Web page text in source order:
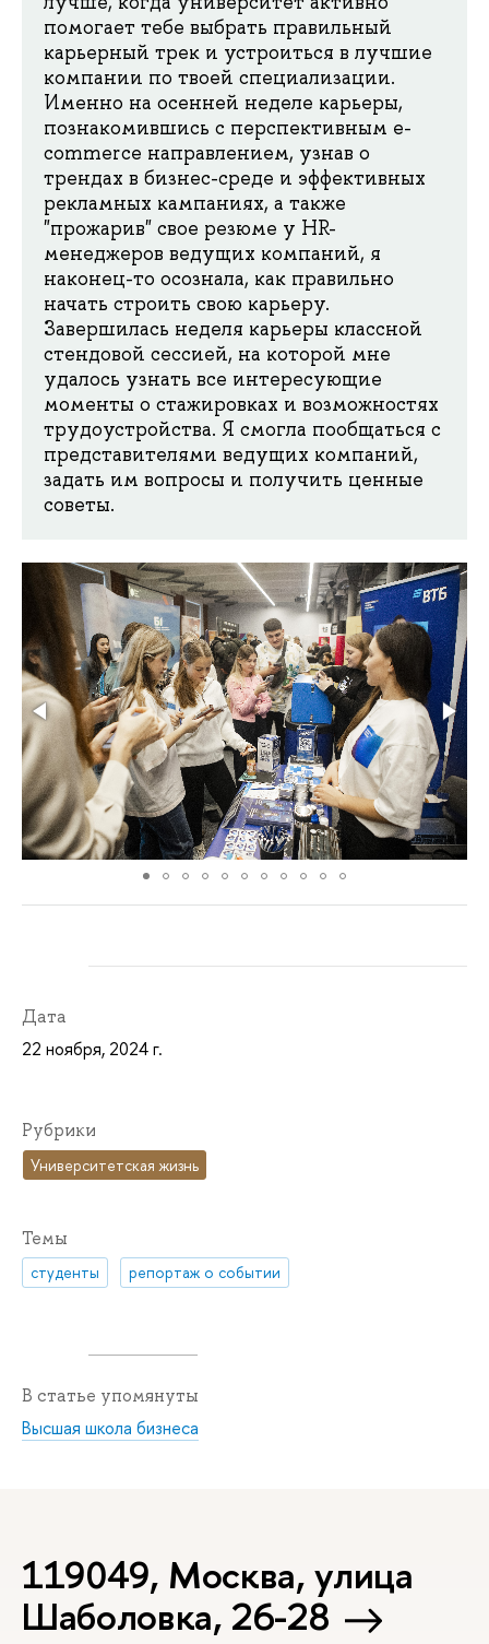
помогает тебе выбрать правильный
карьерный трек и устроиться в лучшие
компании по твоей специализации.
Именно на осенней неделе карьеры,
познакомившись с перспективным e-
commerce направлением, узнав о
трендах в бизнес-среде и эффективных
рекламных кампаниях, а также
"прожарив" свое резюме у HR-
менеджеров ведущих компаний, я
наконец-то осознала, как правильно
начать строить свою карьеру.
Завершилась неделя карьеры классной
стендовой сессией, на которой мне
удалось узнать все интересующие
моменты о стажировках и возможностях
трудоустройства. Я смогла пообщаться с
представителями ведущих компаний,
задать им вопросы и получить ценные
советы.
Дата
22 ноября, 2024 г.
Рубрики
Университетская жизнь
Темы
студенты репортаж о событии
В статье упомянуты
Высшая школа бизнеса
119049, Москва, улица
Шаболовка, 26-28